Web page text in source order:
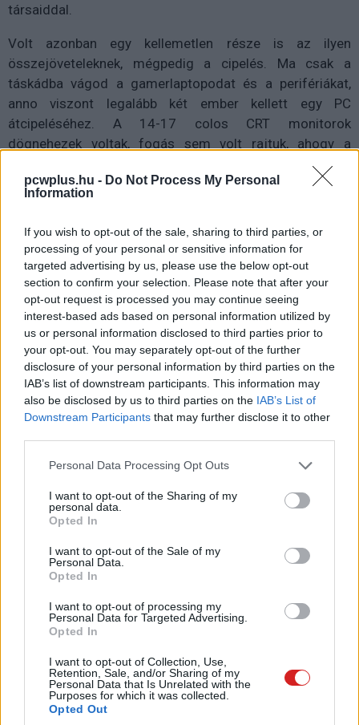
pcwplus.hu - Do Not Process My Personal
Information
If you wish to opt-out of the sale, sharing to third parties, or
processing of your personal or sensitive information for
targeted advertising by us, please use the below opt-out
section to confirm your selection. Please note that after your
opt-out request is processed you may continue seeing
interest-based ads based on personal information utilized by
us or personal information disclosed to third parties prior to
your opt-out. You may separately opt-out of the further
disclosure of your personal information by third parties on the
IAB’s list of downstream participants. This information may
also be disclosed by us to third parties on the IAB’s List of
Downstream Participants that may further disclose it to other
Please note that this website/app uses one or more Google
not limited to your visit or usage behaviour. You may click to
grant or deny consent to Google and its third-party tags to
use your data for below specified purposes in below Google
consent section.
Personal Data Processing Opt Outs
I want to opt-out of the Sharing of my
personal data.
Opted In
I want to opt-out of the Sale of my
Personal Data.
Opted In
I want to opt-out of processing my
Personal Data for Targeted Advertising.
Opted In
I want to opt-out of Collection, Use,
Retention, Sale, and/or Sharing of my
Personal Data that Is Unrelated with the
Purposes for which it was collected.
Opted Out
társaiddal.
Volt azonban egy kellemetlen része is az ilyen
összejöveteleknek, mégpedig a cipelés. Ma csak a
táskádba vágod a gamerlaptopodat és a perifériákat,
anno viszont legalább két ember kellett egy PC
átcipeléséhez. A 14-17 colos CRT monitorok
dögnehezek voltak, fogás sem volt rajtuk, ahogy a
tekintélyes méretű és súlyú PC-ket cipelni is felért egy
edzéssel. Ezt persze senki nem hozta fel kifogásként, ha
Manapság az a kérdés egy PC-s egér esetében, hogy 10
kattintásra hitelesített-e a mikrokapcsolója. Anno még
nem erre kellett figyelni az egereknél. Számtalan
formában és minőségben találtál egeret akkor is, ám
ezek még nem direktben az asztallapra irányított
szenzorral dolgoztak. Egy nehéz golyó volt alul, középen,
amely két, egymásra merőleges tengelyt forgatott,
ahogy az egeret használtad. Ezen tengelyek végén voltak
a tárcsák, ebből tudta a vezérlés meghatározni, hogy
merre és mennyire mozdítottad el a mutatót. A gond